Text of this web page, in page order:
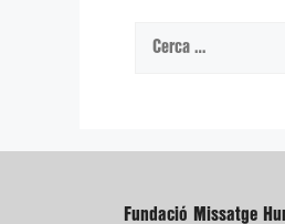
Cerca:
Fundació Missatge